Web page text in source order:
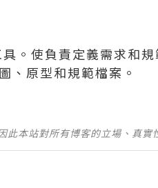
。使負責定義需求和
、原型和規範檔案。
本站對所有博客的立場、真實